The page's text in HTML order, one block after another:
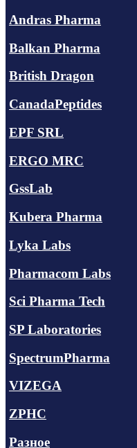
Andras Pharma
Balkan Pharma
British Dragon
CanadaPeptides
EPF SRL
ERGO MRC
GssLab
Kubera Pharma
Lyka Labs
Pharmacom Labs
Sci Pharma Tech
SP Laboratories
SpectrumPharma
VIZEGA
ZPHC
Разное